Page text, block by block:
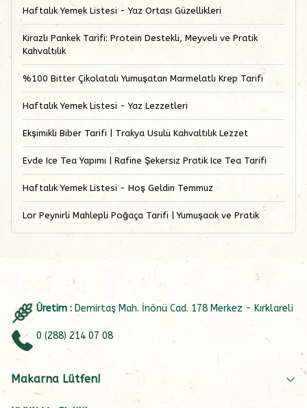
Haftalık Yemek Listesi - Yaz Ortası Güzellikleri
Kirazlı Pankek Tarifi: Protein Destekli, Meyveli ve Pratik
Kahvaltılık
%100 Bitter Çikolatalı Yumuşatan Marmelatlı Krep Tarifi
Haftalık Yemek Listesi - Yaz Lezzetleri
Ekşimikli Biber Tarifi | Trakya Usulü Kahvaltılık Lezzet
Evde Ice Tea Yapımı | Rafine Şekersiz Pratik Ice Tea Tarifi
Haftalık Yemek Listesi - Hoş Geldin Temmuz
Lor Peynirli Mahlepli Poğaça Tarifi | Yumuşacık ve Pratik
Üretim : Demirtaş Mah. İnönü Cad. 178 Merkez - Kırklareli
0 (288) 214 07 08
Makarna Lütfen!